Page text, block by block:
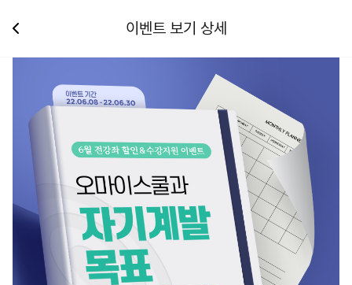
이벤트 보기 상세